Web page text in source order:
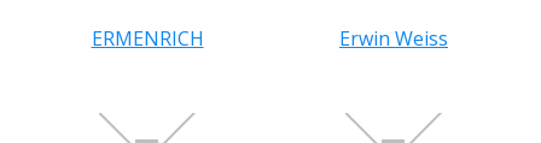
ERMENRICH Erwin Weiss